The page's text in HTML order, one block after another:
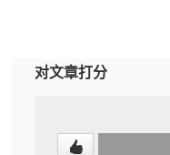
对文章打分